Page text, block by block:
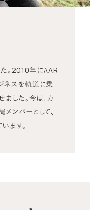
。2010年にAAR
ネスを軌道に乗
した。今は、カ
ンバーとして、
ます。